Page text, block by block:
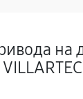
на
VILLARTEC